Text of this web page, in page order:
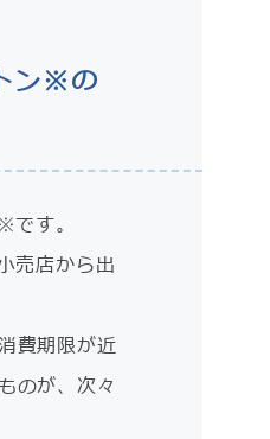
ン※の
す。
売店から出
費期限が近
のが、次々